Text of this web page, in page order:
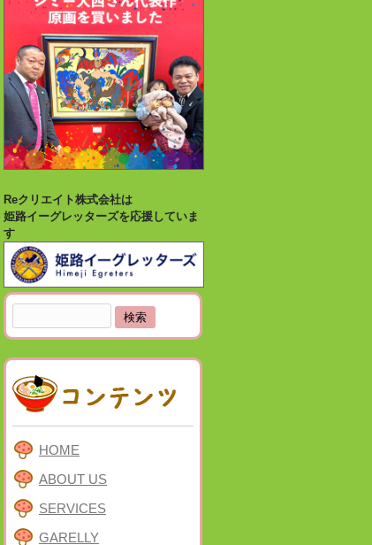
Reクリエイト株式会社は
姫路イーグレッターズを応援していま
す
索:
HOME
ABOUT US
SERVICES
GARELLY